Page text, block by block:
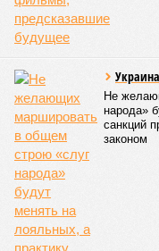
Не
народа»
санкций
законом